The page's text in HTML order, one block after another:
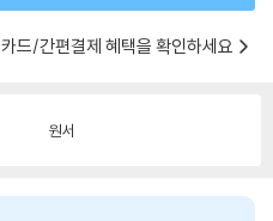
카드/간편결제 혜택을 확인하세요
원서